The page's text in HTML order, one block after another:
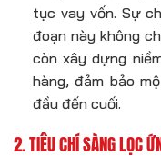
tục vay vốn. Sự
đoạn này không
còn xây dựng
hàng, đảm bảo
đầu đến cuối.
2. TIÊU CHÍ SÀNG LỌC